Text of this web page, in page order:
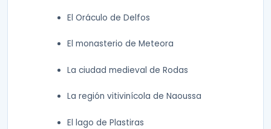
El Oráculo de Delfos
El monasterio de Meteora
La ciudad medieval de Rodas
La región vitivinícola de Naoussa
El lago de Plastiras